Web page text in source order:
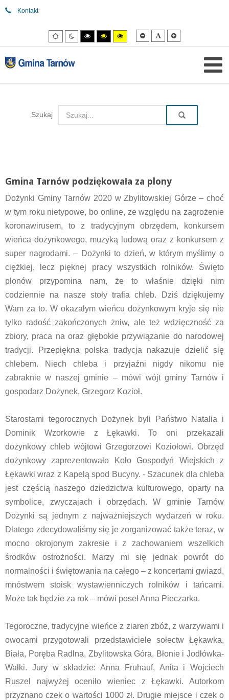
Kontakt
Tryb
domyślny
Tryb
nocny
Tryb
wysokiego
kontrastu
Tryb
wysokiego
kontrastu
Tryb
wysokiego
kontrastu
Mniejsza
czcionka
Domyślna
czcionka
Szukaj
Gmina Tarnów podziękowała za plony
Dożynki Gminy Tarnów 2020 w Zbylitowskiej Górze – choć
w tym roku nietypowe, bo online, ze względu na zagrożenie
koronawirusem, to z tradycyjnym obrzędem, konkursem
wieńca dożynkowego, muzyką ludową oraz z konkursem z
super nagrodami. – Dożynki to dzień, w którym myślimy o
ciężkiej, lecz pięknej pracy wszystkich rolników. Święto
plonów przypomina nam, że to właśnie dzięki nim
codziennie na nasze stoły trafia chleb. Dziś dziękujemy
Wam za to. W okazałym wieńcu dożynkowym kryje się nie
tylko radość zakończonych żniw, ale też wdzięczność za
zbiory, praca na oraz głębokie przywiązanie do narodowej
tradycji. Przepiękna polska tradycja nakazuje dzielić się
chlebem. Niech chleba i przyjaźni nigdy nikomu nie
zabraknie w naszej gminie – mówi wójt gminy Tarnów i
gospodarz Dożynek, Grzegorz Kozioł.
Starostami tegorocznych Dożynek byli Państwo Natalia i
Dominik Wzorkowie z Łękawki. To oni przekazali
dożynkowy chleb wójtowi Grzegorzowi Koziołowi. Obrzęd
dożynkowy zaprezentowało Koło Gospodyń Wiejskich z
Łękawki wraz z Kapelą spod Bucyny. - Szacunek dla chleba
jest częścią naszego dziedzictwa kulturowego, oparty na
symbolice, zwyczajach i obrzędach. W gminie Tarnów
Dożynki są jednym z najważniejszych wydarzeń w roku.
Dlatego zdecydowaliśmy się je zorganizować także teraz, w
mocno okrojonym zakresie i z zachowaniem wszelkich
środków ostrożności. Marzy mi się jednak powrót do
normalności i świętowania na całego – z koncertami gwiazd,
mnóstwem stoisk wystawienniczych rolników i tańcami.
Może tak będzie za rok – mówi poseł Anna Pieczarka.
Tegoroczne, tradycyjne wieńce z ziaren zbóż, z warzywami i
owocami przygotowali przedstawiciele sołectw Łękawka,
Biała, Poręba Radlna, Zbylitowska Góra, Błonie i Jodłówka-
Wałki. Jury w składzie: Anna Fruhauf, Anita i Wojciech
Ruszel najwyżej oceniło wieniec z Łękawki. Autorkom
przyznano czek o wartości 1000 zł. Drugie miejsce i czek o